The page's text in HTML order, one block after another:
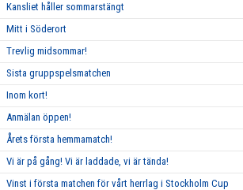
Kansliet håller sommarstängt
Mitt i Söderort
Trevlig midsommar!
Sista gruppspelsmatchen
Inom kort!
Anmälan öppen!
Årets första hemmamatch!
Vi är på gång! Vi är laddade, vi är tända!
Vinst i första matchen för vårt herrlag i Stockholm Cup